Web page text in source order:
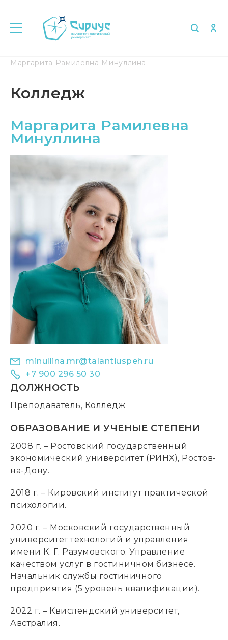
Маргарита Рамилевна Минуллина
Колледж
Маргарита Рамилевна
Минуллина
minullina.mr@talantiuspeh.ru
+7 900 296 50 30
ДОЛЖНОСТЬ
Преподаватель, Колледж
ОБРАЗОВАНИЕ И УЧЕНЫЕ СТЕПЕНИ
2008 г. – Ростовский государственный
экономический университет (РИНХ), Ростов-
на-Дону.
2018 г. – Кировский институт практической
психологии.
2020 г. – Московский государственный
университет технологий и управления
имени К. Г. Разумовского. Управление
качеством услуг в гостиничном бизнесе.
Начальник службы гостиничного
предприятия (5 уровень квалификации).
2022 г. – Квислендский университет,
Австралия.